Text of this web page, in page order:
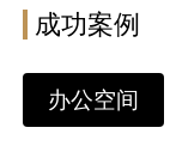
成功案例
办公空间